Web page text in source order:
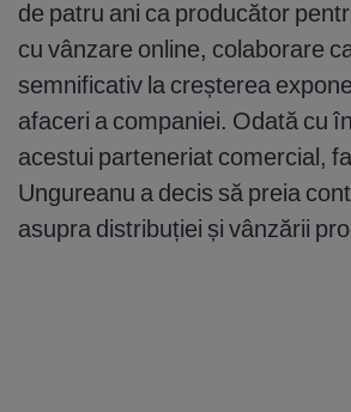
de patru ani ca producător
cu vânzare online, colaborare
semnificativ la creșterea
afaceri a companiei. Odată cu
acestui parteneriat comercial,
Ungureanu a decis să preia
asupra distribuției și vânzării